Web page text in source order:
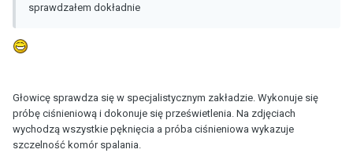
sprawdzałem dokładnie
Głowicę sprawdza się w specjalistycznym zakładzie. Wykonuje się
próbę ciśnieniową i dokonuje się prześwietlenia. Na zdjęciach
wychodzą wszystkie pęknięcia a próba ciśnieniowa wykazuje
szczelność komór spalania.